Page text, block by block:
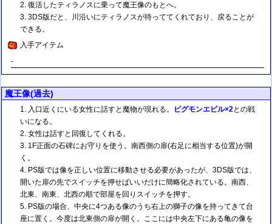
復活したティラノスに乗って魔王像のもとへ。
3DS版だと、川沿いにティラノスが待っててくれており、戻ることが
できる。
入手アイテム
-
魔王像(過去)
入口近くにいる女性に話すと魔物が現れる。 ピグモンエビル×2との戦
いになる。
女性は話すと回復してくれる。
1F正面の石碑にお守りを使う。南西側の扉(右足に相当する位置)が開
く。
PS版では像を正しい位置に移動させる必要があったが、3DS版では、
開いた扉の先でスイッチを押せばいいだけに簡略化されている。南西、
北東、南東、北西の順で部屋を回りスイッチを押す。
PS版の場合、中央に4つある像のうち右上の獅子の像を持ってきて台
座に置く。今度は北東側の扉が開く。ここには中央左下にある亀の像を